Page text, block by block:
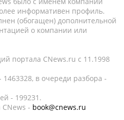
информативен профиль.
(обогащен) дополнительной
о компании или
портала CNews.ru c 11.1998
в очереди разбора -
- 199231.
- book@cnews.ru